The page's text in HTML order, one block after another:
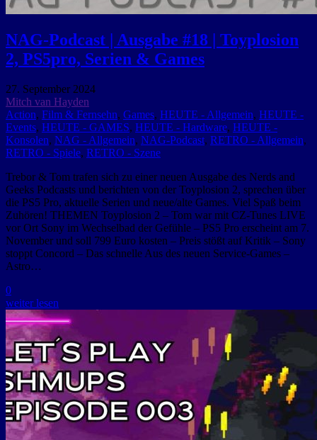
NAG-Podcast | Ausgabe #18 | Toyplosion
2, PS5pro, Serien & Games
27. September 2024
Mitch van Hayden
Action, Film & Fernsehn, Games, HEUTE - Allgemein, HEUTE -
Events, HEUTE - GAMES, HEUTE - Hardware, HEUTE -
Konsolen, NAG - Allgemein, NAG-Podcast, RETRO - Allgemein,
RETRO - Spiele, RETRO - Szene
Trebor & Tom trafen sich zu einer neuen Ausgabe des Nerds and
Geeks Podcasts und berichten von der Toyplosion 2, sprechen über
die PS5 Pro, aktuelle Serien und neue/alte Games. Viel Spaß beim
Zuhören! THEMEN Toyplosion 2 – Tom war mit CZ-Tunes LIVE
vor Ort Sony im Wechselbad der Gefühle – PS5 Pro erscheint am 7.
November und soll 799 Euro kosten – Preis stößt auf Kritik – Sony
stoppt Concord – Das schnelle Aus des neuen Service-Games –
Astro…
0
weiter lesen